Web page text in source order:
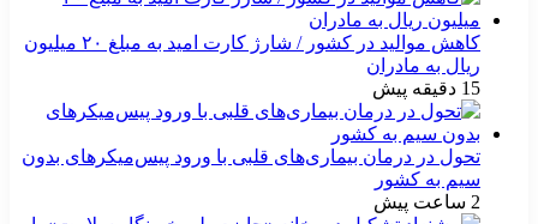
کاهش موالید در کشور / شارژ کارت امید به مبلغ ۲۰ میلیون
ریال به مادران
15 دقیقه پیش
تحول در درمان بیماری‌های قلبی با ورود پیس‌میکرهای بدون
سیم به کشور
2 ساعت پیش